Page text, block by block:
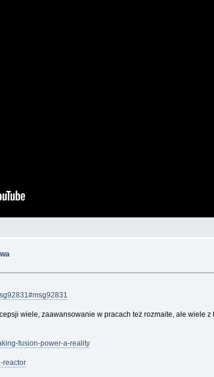
wiele, zaawansowanie w pracach też rozmaite, ale wiele
fusion-power-a-reality
reactor